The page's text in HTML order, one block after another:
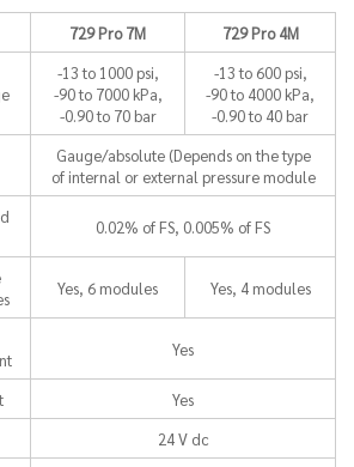
729 Pro 7M 729 Pro 4M
-13 to 1000 psi,
-90 to 7000 kPa,
-0.90 to 70 bar
-13 to 600 psi,
-90 to 4000 kPa,
-0.90 to 40 bar
Gauge/absolute (Depends on the type
of internal or external pressure module
0.02% of FS, 0.005% of FS
Yes, 6 modules Yes, 4 modules
Yes
Yes
24 V dc